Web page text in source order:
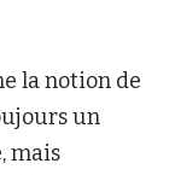
la notion de
un
mais